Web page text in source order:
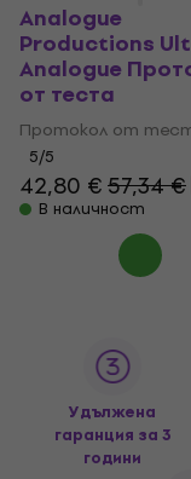
Analogue
Productions
Analogue
от теста
Протокол от
5/5
42,80 €57,34 €
В наличност
Удължена
гаранция за 3
години